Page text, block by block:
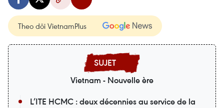
Theo dõi VietnamPlus
Vietnam - Nouvelle ère
L’ITE HCMC : deux décennies au service de la